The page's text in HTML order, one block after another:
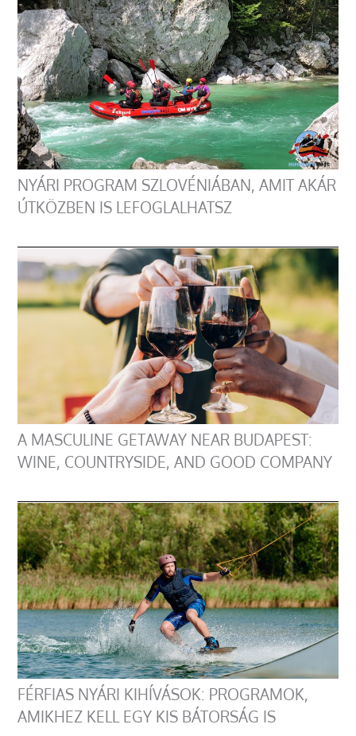
NYÁRI PROGRAM SZLOVÉNIÁBAN, AMIT AKÁR
ÚTKÖZBEN IS LEFOGLALHATSZ
A MASCULINE GETAWAY NEAR BUDAPEST:
WINE, COUNTRYSIDE, AND GOOD COMPANY
FÉRFIAS NYÁRI KIHÍVÁSOK: PROGRAMOK,
AMIKHEZ KELL EGY KIS BÁTORSÁG IS